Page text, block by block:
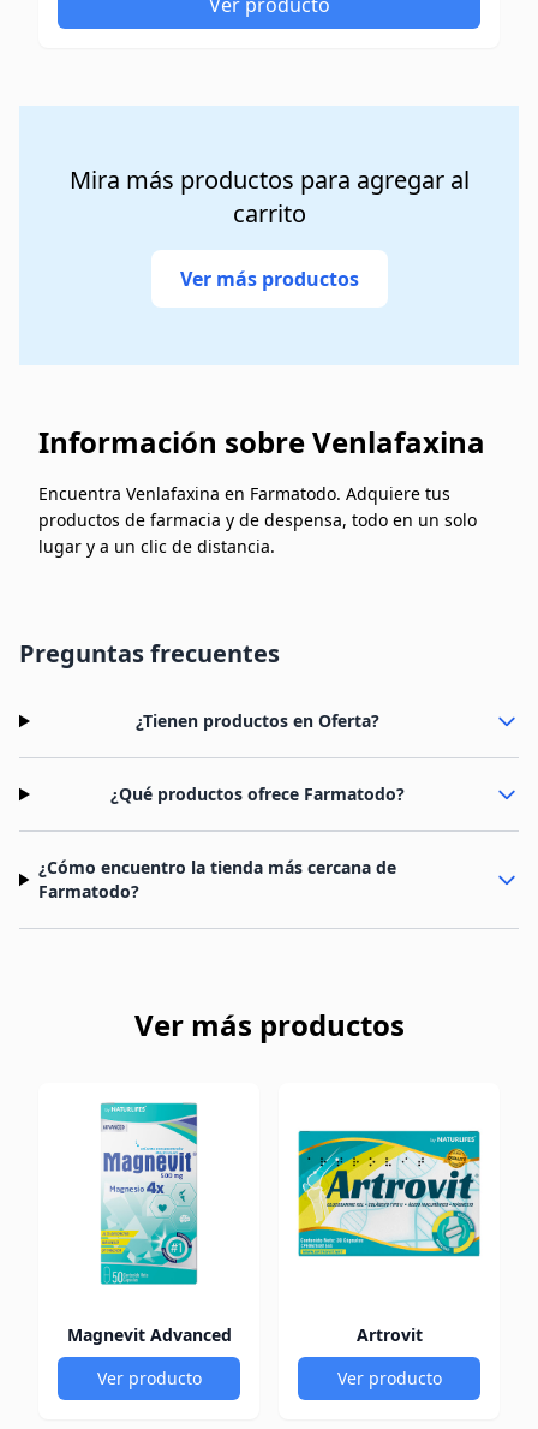
Mira más productos para agregar al
carrito
Ver más productos
Información sobre Venlafaxina
Encuentra Venlafaxina en Farmatodo. Adquiere tus
productos de farmacia y de despensa, todo en un solo
lugar y a un clic de distancia.
Preguntas frecuentes
¿Tienen productos en Oferta?
¿Qué productos ofrece Farmatodo?
¿Cómo encuentro la tienda más cercana de
Farmatodo?
Ver más productos
Magnevit Advanced
Ver producto
Artrovit
Ver producto